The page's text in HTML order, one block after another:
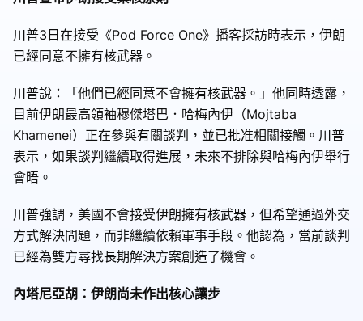
川普3日在接受《Pod Force One》播客採訪時表示，伊朗
已經同意不擁有核武器。
川普說：「他們已經同意不會擁有核武器。」他同時透露，
目前伊朗最高領袖穆傑塔巴．哈梅內伊（Mojtaba
Khamenei）正在參與有關談判，並已批准相關接觸。川普
表示，如果談判繼續取得進展，未來不排除與哈梅內伊舉行
會晤。
川普強調，美國不會接受伊朗擁有核武器，但希望通過外交
方式解決問題，而非繼續依賴軍事手段。他認為，當前談判
已經為雙方尋找長期解決方案創造了機會。
內塔尼亞胡：伊朗尚未作出核心讓步